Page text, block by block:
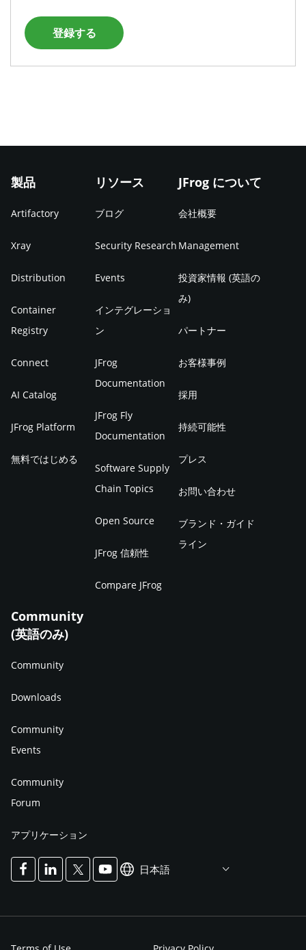
登録する
製品
Artifactory
Xray
Distribution
Container
Registry
Connect
AI Catalog
JFrog Platform
無料ではじめる
リソース
ブログ
Security Research
Events
インテグレーショ
ン
JFrog
Documentation
JFrog Fly
Documentation
Software Supply
Chain Topics
Open Source
JFrog 信頼性
Compare JFrog
JFrog について
会社概要
Management
投資家情報 (英語の
み)
パートナー
お客様事例
採用
持続可能性
プレス
お問い合わせ
ブランド・ガイド
ライン
Community
(英語のみ)
Community
Downloads
Community
Events
Community
Forum
アプリケーション
日本語